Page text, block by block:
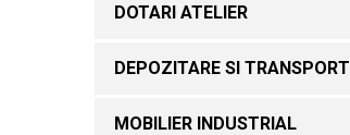
DOTARI ATELIER
DEPOZITARE SI TRANSPORT
MOBILIER INDUSTRIAL